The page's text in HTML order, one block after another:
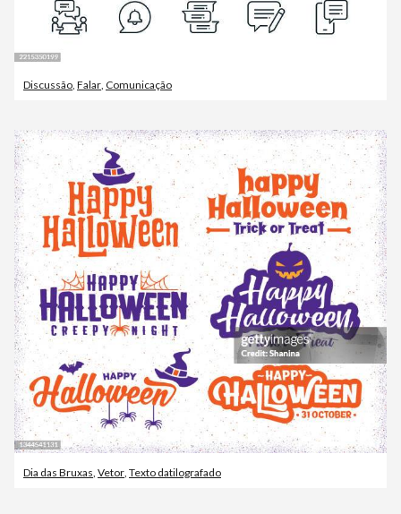
Discussão, Falar, Comunicação
Dia das Bruxas, Vetor, Texto datilografado